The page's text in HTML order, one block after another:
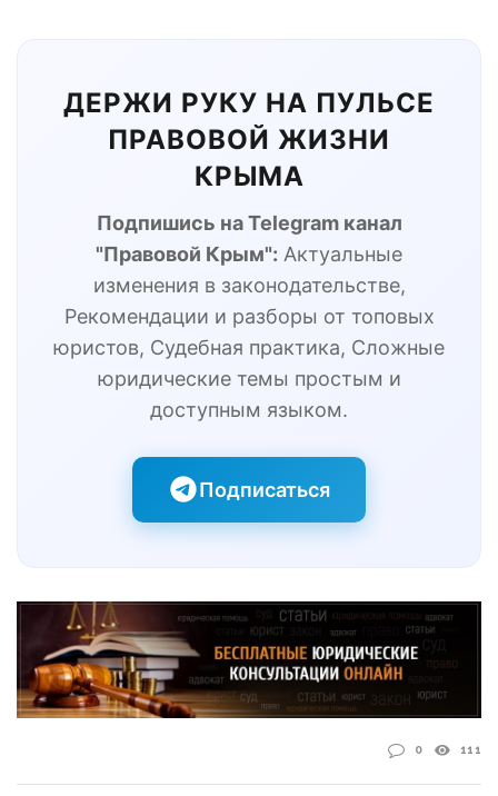
ДЕРЖИ РУКУ НА ПУЛЬСЕ
ПРАВОВОЙ ЖИЗНИ
КРЫМА
Подпишись на Telegram канал
"Правовой Крым": Актуальные
изменения в законодательстве,
Рекомендации и разборы от топовых
юристов, Судебная практика, Сложные
юридические темы простым и
доступным языком.
Подписаться
0 111